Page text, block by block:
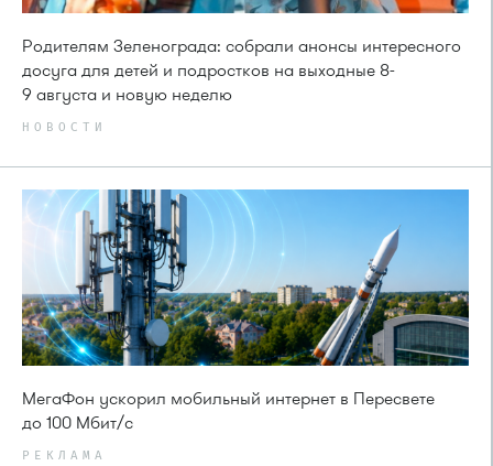
Родителям Зеленограда: собрали анонсы интересного
досуга для детей и подростков на выходные 8-
9 августа и новую неделю
НОВОСТИ
МегаФон ускорил мобильный интернет в Пересвете
до 100 Мбит/с
РЕКЛАМА